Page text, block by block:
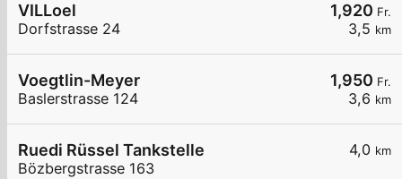
1,920 Fr.
3,5 km
VILLoel
Dorfstrasse 24
1,950 Fr.
3,6 km
Voegtlin-Meyer
Baslerstrasse 124
4,0 km
Ruedi Rüssel Tankstelle
Bözbergstrasse 163